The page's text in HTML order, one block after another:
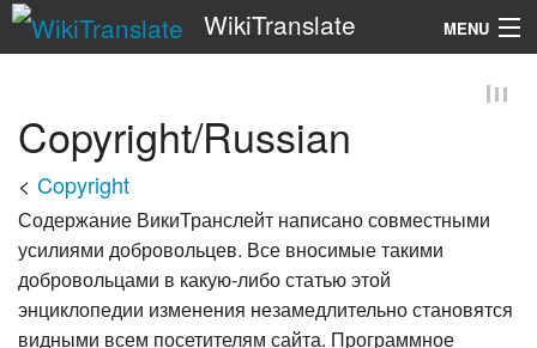
WikiTranslate MENU
Copyright/Russian
< Copyright
Содержание ВикиТранслейт написано совместными
усилиями добровольцев. Все вносимые такими
добровольцами в какую-либо статью этой
энциклопедии изменения незамедлительно становятся
видными всем посетителям сайта. Программное